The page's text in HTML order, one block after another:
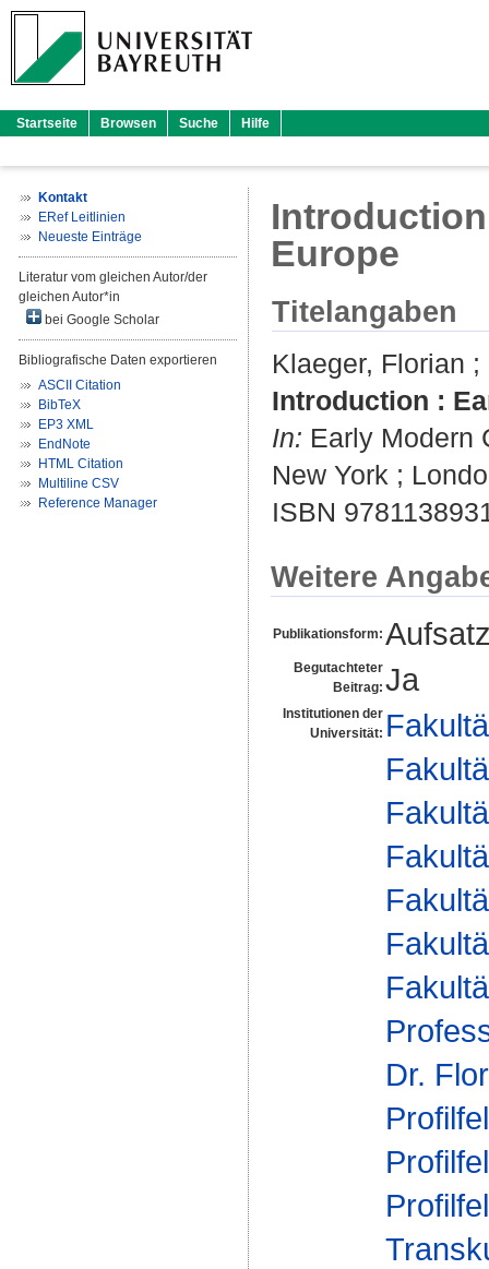
Startseite Browsen Suche Hilfe
Kontakt
ERef Leitlinien
Neueste Einträge
Literatur vom gleichen Autor/der
gleichen Autor*in
bei Google Scholar
Bibliografische Daten exportieren
ASCII Citation
BibTeX
EP3 XML
EndNote
HTML Citation
Multiline CSV
Reference Manager
Europe
Titelangaben
Klaeger, Florian ;
Introduction :
In: Early Modern
New York ;
ISBN
Weitere
Publikationsform:
Begutachteter
Beitrag: Ja
Institutionen der
Universität:
Dr.